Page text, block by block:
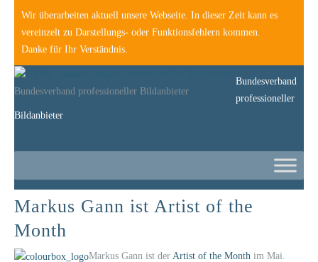
Wir überarbeiten aktuell unsere Webseite. In dieser Zeit kann es
vereinzelt zu Darstellungs- oder Funktionsfehlern kommen.
Danke für Ihr Verständnis.
Bundesverband professioneller Bildanbieter
Bundesverband
professioneller
Bildanbieter
Markus Gann ist Artist of the
Month
Markus Gann ist der Artist of the Month im Mai.